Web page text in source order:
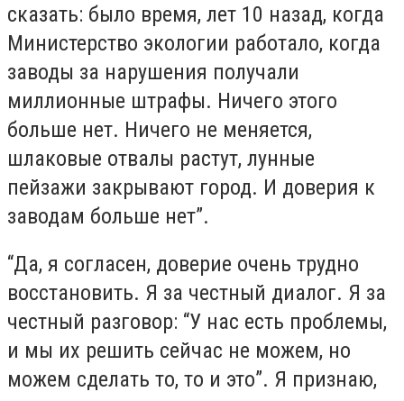
сказать: было время, лет 10 назад, когда
Министерство экологии работало, когда
заводы за нарушения получали
миллионные штрафы. Ничего этого
больше нет. Ничего не меняется,
шлаковые отвалы растут, лунные
пейзажи закрывают город. И доверия к
заводам больше нет”.
“Да, я согласен, доверие очень трудно
восстановить. Я за честный диалог. Я за
честный разговор: “У нас есть проблемы,
и мы их решить сейчас не можем, но
можем сделать то, то и это”. Я признаю,